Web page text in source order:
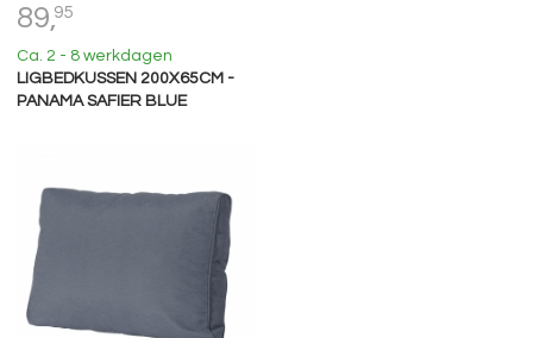
89,95
Ca. 2 - 8 werkdagen
LIGBEDKUSSEN 200X65CM -
PANAMA SAFIER BLUE